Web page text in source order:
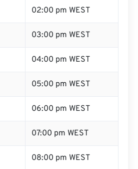
02:00 pm WEST
03:00 pm WEST
04:00 pm WEST
05:00 pm WEST
06:00 pm WEST
07:00 pm WEST
08:00 pm WEST